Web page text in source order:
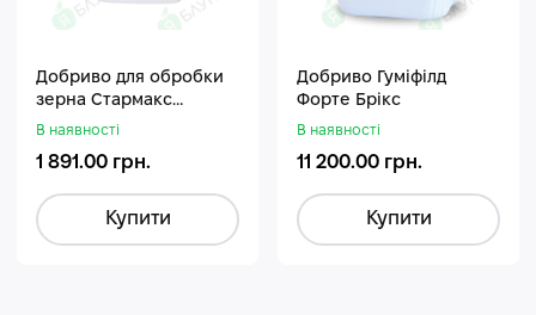
Добриво для обробки
зерна Стармакс
Гуміфос
В наявності
1 891.00 грн.
Купити
Добриво Гуміфілд
Форте Брікс
В наявності
11 200.00 грн.
Купити